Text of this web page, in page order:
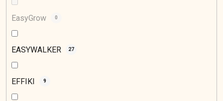
EasyGrow 0
EASYWALKER 27
EFFIKI 9